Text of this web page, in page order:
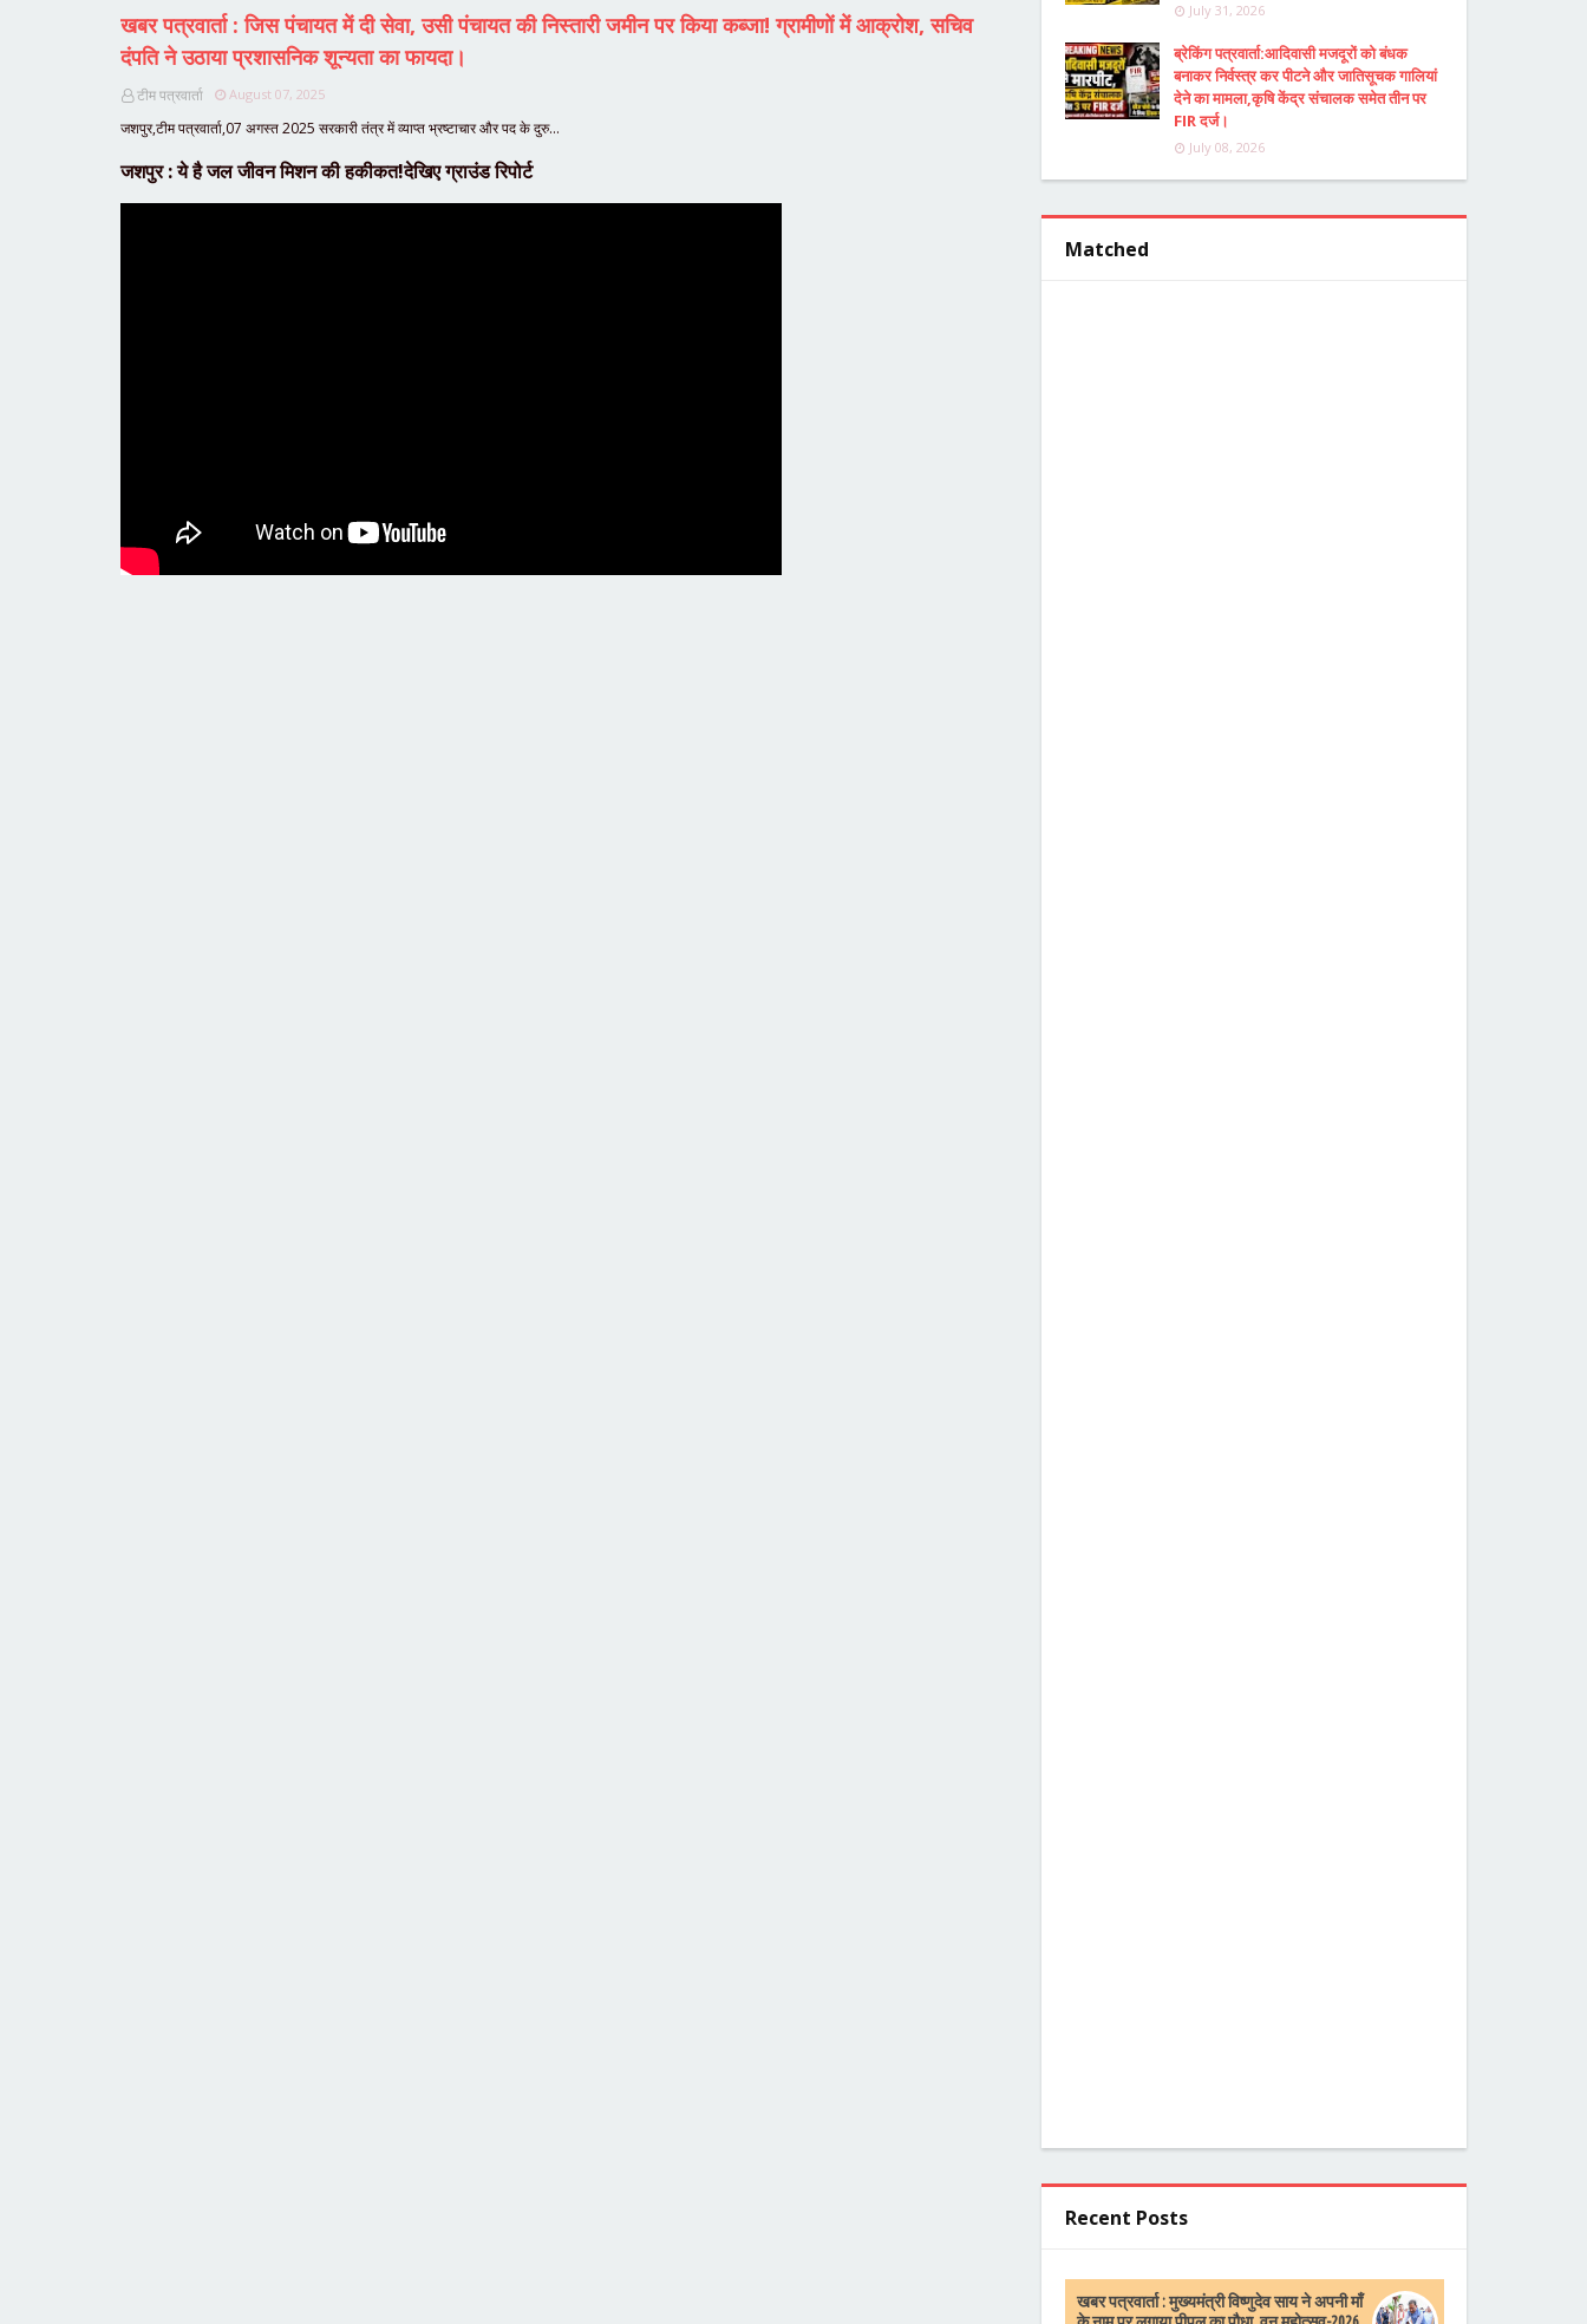
खबर पत्रवार्ता : जिस पंचायत में दी सेवा, उसी पंचायत की निस्तारी जमीन पर किया कब्जा! ग्रामीणों में आक्रोश, सचिव
दंपति ने उठाया प्रशासनिक शून्यता का फायदा।
टीम पत्रवार्ता August 07, 2025
जशपुर,टीम पत्रवार्ता,07 अगस्त 2025 सरकारी तंत्र में व्याप्त भ्रष्टाचार और पद के दुरु…
जशपुर : ये है जल जीवन मिशन की हकीकत!देखिए ग्राउंड रिपोर्ट
July 31, 2026
ब्रेकिंग पत्रवार्ता:आदिवासी मजदूरों को बंधक
बनाकर निर्वस्त्र कर पीटने और जातिसूचक गालियां
देने का मामला,कृषि केंद्र संचालक समेत तीन पर
FIR दर्ज।
July 08, 2026
Matched
Recent Posts
खबर पत्रवार्ता : मुख्यमंत्री विष्णुदेव साय ने अपनी माँ